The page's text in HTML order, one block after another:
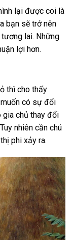
lại được coi là
bạn sẽ trở nên
lai. Những
lợi hơn.
thì cho thấy
có sự đổi
gia chủ thay đổi
nhiên cần chú
phi xảy ra.